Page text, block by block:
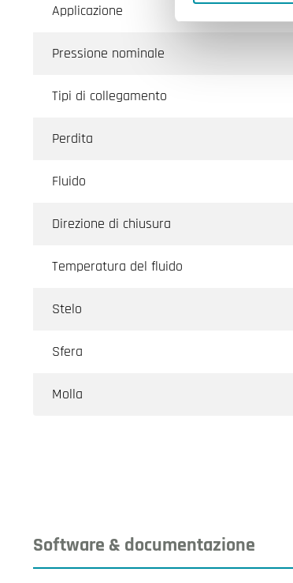
Applicazione
Pressione nominale
Tipi di collegamento
Perdita
Fluido
Direzione di chiusura
Temperatura del fluido
Stelo
Sfera
Molla
Software & documentazione